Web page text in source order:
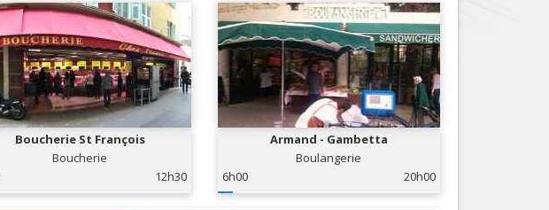
Commerces
Mode, ...
Loisirs
Plages, sports, ...
Services
Tourisme, ...
Nice les Collines Niçoises
Nice le petit Marais Niçois
Nice la plaine du Var
Nice le Carré d’Or
Boucherie St François
Boucherie
12h30
Armand - Gambetta
Boulangerie
6h00
20h00